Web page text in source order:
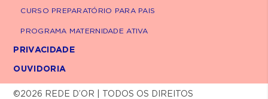
CURSO PREPARATÓRIO PARA PAIS
PROGRAMA MATERNIDADE ATIVA
PRIVACIDADE
OUVIDORIA
©2026 REDE D’OR | TODOS OS DIREITOS